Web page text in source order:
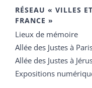
RÉSEAU « VILLES
FRANCE »
Lieux de mémoire
Allée des Justes à
Allée des Justes à
Expositions